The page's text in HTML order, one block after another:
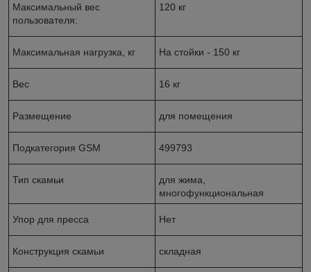
Максимальный вес
пользователя:
120 кг
Максимальная нагрузка, кг На стойки - 150 кг
Вес 16 кг
Размещение для помещения
Подкатегория GSM 499793
Тип скамьи
для жима,
многофункциональная
Упор для пресса Нет
Конструкция скамьи складная